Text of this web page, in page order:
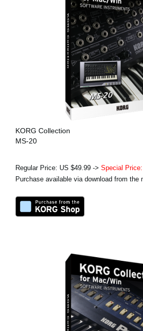
KORG Collection
MS-20
Regular Price: US $49.99 -> Special
Purchase available via download from the